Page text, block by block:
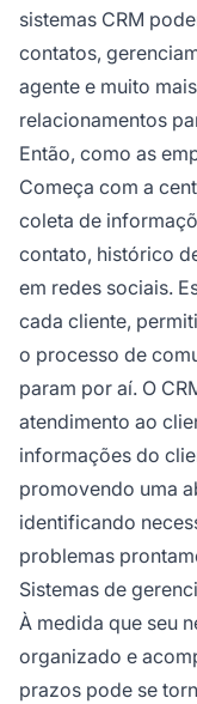
sistemas CRM
contatos,
agente e muito
relacionamentos
Então, como as
Começa com a
coleta de
contato, histórico
em redes sociais.
cada cliente,
o processo de
param por aí. O
atendimento ao
informações do
promovendo uma
identificando
problemas
Sistemas de
À medida que seu
organizado e
prazos pode se